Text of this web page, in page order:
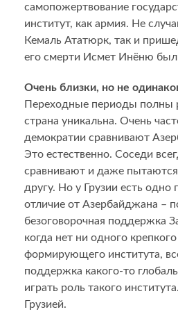
самопожертвование
институт, как армия. Не
Кемаль Ататюрк, так и
его смерти Исмет Инёню
Очень близки, но не
Переходные периоды полны
страна уникальна. Очень
демократии сравнивают
Это естественно. Соседи
сравнивают и даже
другу. Но у Грузии есть одно
отличие от Азербайджана –
безоговорочная поддержка
когда нет ни одного
формирующего института,
поддержка какого-то
играть роль такого
Грузией.